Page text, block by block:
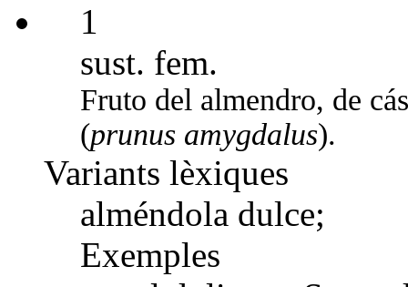
1
sust. fem.
Fruto del almendro, de
(prunus amygdalus).
Variants lèxiques
alméndola dulce;
Exemples